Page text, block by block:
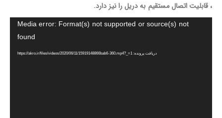
، قابلیت اتصال مستقیم به دریل را نیز دارد.
Media error: Format(s) not supported or source(s) not
found
دریافت پرونده: https://akro.ir/files/videos/2020/06/11/15919148866bab6-360.mp4?_=1